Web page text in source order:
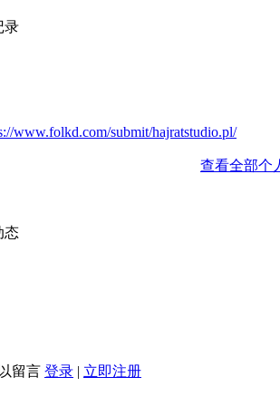
录
www.folkd.com/submit/hajratstudio.pl/
查看全部个
态
留言 登录 | 立即注册